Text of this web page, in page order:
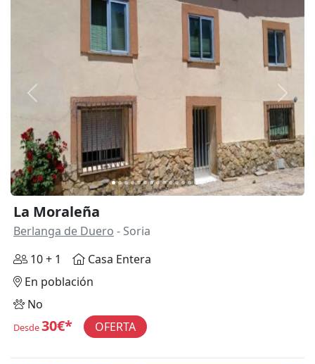
Anterior
La Moraleña
Berlanga de Duero - Soria
10 + 1
Casa Entera
En población
No
Desde30€* OFERTA